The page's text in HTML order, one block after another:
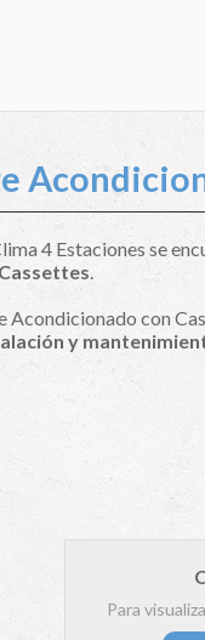
4 Estaciones se
.
Acondicionado con
y
Para